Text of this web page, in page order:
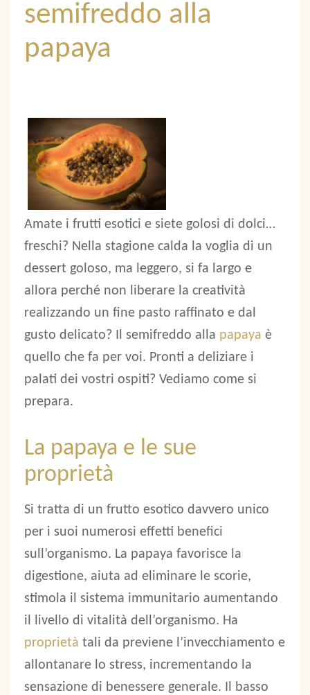
semifreddo alla
papaya
Amate i frutti esotici e siete golosi di dolci…
freschi? Nella stagione calda la voglia di un
dessert goloso, ma leggero, si fa largo e
allora perché non liberare la creatività
realizzando un fine pasto raffinato e dal
gusto delicato? Il semifreddo alla papaya è
quello che fa per voi. Pronti a deliziare i
palati dei vostri ospiti? Vediamo come si
prepara.
La papaya e le sue
proprietà
Si tratta di un frutto esotico davvero unico
per i suoi numerosi effetti benefici
sull’organismo. La papaya favorisce la
digestione, aiuta ad eliminare le scorie,
stimola il sistema immunitario aumentando
il livello di vitalità dell’organismo. Ha
proprietà tali da previene l’invecchiamento e
allontanare lo stress, incrementando la
sensazione di benessere generale. Il basso